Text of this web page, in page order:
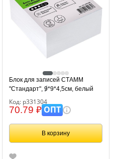
Блок для записей СТАММ
"Стандарт", 9*9*4,5см, белый
Код: р331304
70.79 ₽ОПТ
В корзину